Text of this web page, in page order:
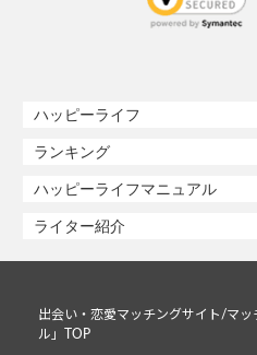
ハッピーライフ
ランキング
ハッピーライフマニュアル
ライター紹介
出会い・恋愛マッチングサイト/マ
ル」TOP